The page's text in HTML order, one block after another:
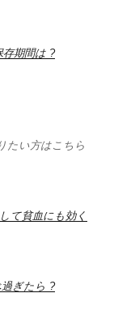
期間は ?
たい方はこちら
て貧血にも効く
過ぎたら ?